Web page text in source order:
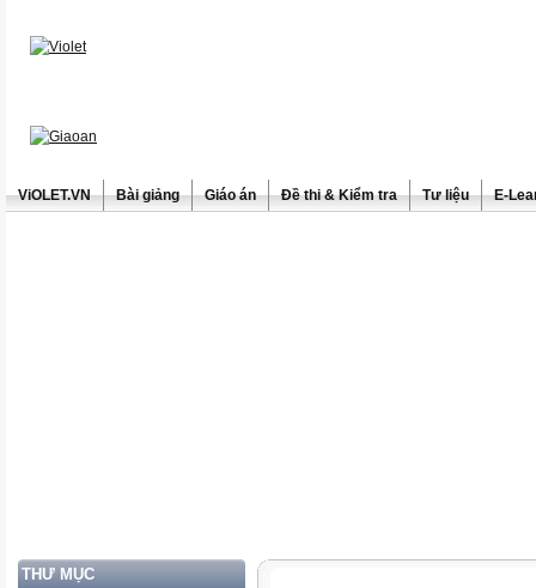
ViOLET.VN Bài giảng Giáo án Đề thi & Kiểm tra Tư liệu E-
THƯ MỤC